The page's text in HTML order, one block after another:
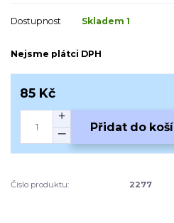
Dostupnost Skladem 1
Nejsme plátci DPH
85 Kč
Přidat do
Číslo produktu: 2277